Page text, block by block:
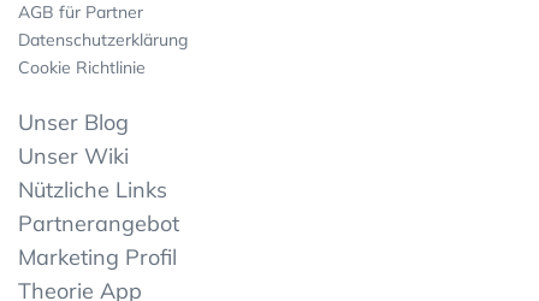
AGB für Partner
Datenschutzerklärung
Cookie Richtlinie
Unser Blog
Unser Wiki
Nützliche Links
Partnerangebot
Marketing Profil
Theorie App